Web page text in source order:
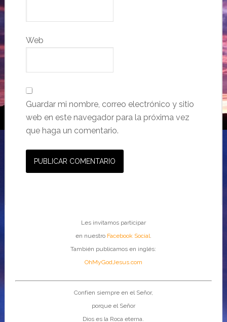
Web
Guardar mi nombre, correo electrónico y sitio
web en este navegador para la próxima vez
que haga un comentario.
Les invitamos participar
en nuestro Facebook Social.
También publicamos en inglés:
OhMyGodJesus.com
Confíen siempre en el Señor,
porque el Señor
Dios es la Roca eterna.